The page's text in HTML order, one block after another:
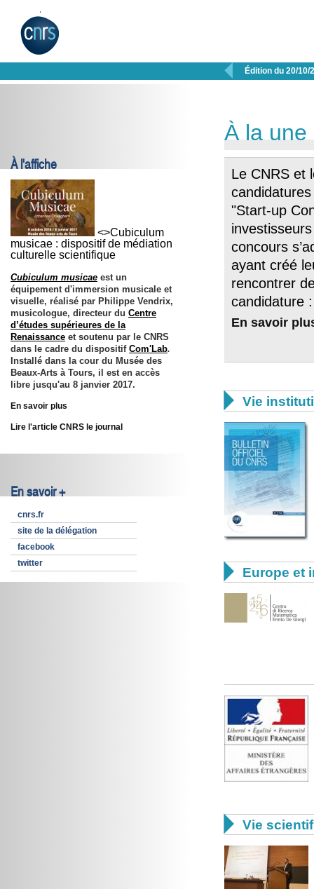
 Édition du 20/10/
À l'affiche
<>Cubiculum
musicae : dispositif de médiation
culturelle scientifique
Cubiculum musicae est un
équipement d'immersion musicale et
visuelle, réalisé par Philippe Vendrix,
musicologue, directeur du Centre
d’études supérieures de la
Renaissance et soutenu par le CNRS
dans le cadre du dispositif Com'Lab.
Installé dans la cour du Musée des
Beaux-Arts à Tours, il est en accès
libre jusqu'au 8 janvier 2017.
En savoir plus
Lire l'article CNRS le journal
En savoir +
cnrs.fr
site de la délégation
facebook
twitter
À la une
Le CNRS et
"Start-up
concours
ayant créé
rencontrer
candidature
En savoir
 Vie
 Europe et
 Vie